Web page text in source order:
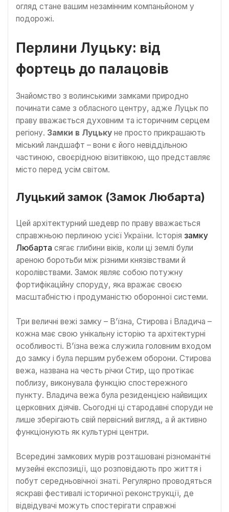
огляд стане вашим незамінним компаньйоном у
подорожі.
Перлини Луцьку: від
фортець до палацовів
Знайомство з волинськими замками природно
починати саме з обласного центру, адже Луцьк по
праву вважається духовним та історичним серцем
регіону. Замки в Луцьку не просто прикрашають
міський ландшафт – вони є його невіддільною
частиною, своєрідною візитівкою, що представляє
місто перед усім світом.
Луцький замок (Замок Любарта)
Цей архітектурний шедевр по праву вважається
справжньою перлиною усієї України. Історія замку
Любарта сягає глибини віків, коли ці землі були
ареною боротьби між різними князівствами й
королівствами. Замок являє собою потужну
фортифікаційну споруду, яка вражає своєю
масштабністю і продуманістю оборонної системи.
Три величні вежі замку – В’їзна, Стирова і Владича –
кожна має свою унікальну історію та архітектурні
особливості. В’їзна вежа служила головним входом
до замку і була першим рубежем оборони. Стирова
вежа, названа на честь річки Стир, що протікає
поблизу, виконувала функцію спостережного
пункту. Владича вежа була резиденцією найвищих
церковних діячів. Сьогодні ці стародавні споруди не
лише зберігають свій первісний вигляд, а й активно
функціонують як культурні центри.
Всередині замкових мурів розташовані різноманітні
музейні експозиції, що розповідають про життя і
побут середньовічної знаті. Регулярно проводяться
яскраві фестивалі історичної реконструкції, де
відвідувачі можуть спостерігати справжні